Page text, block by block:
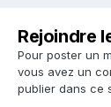
Rejoindre
Pour poster un
vous avez un
publier dans ce